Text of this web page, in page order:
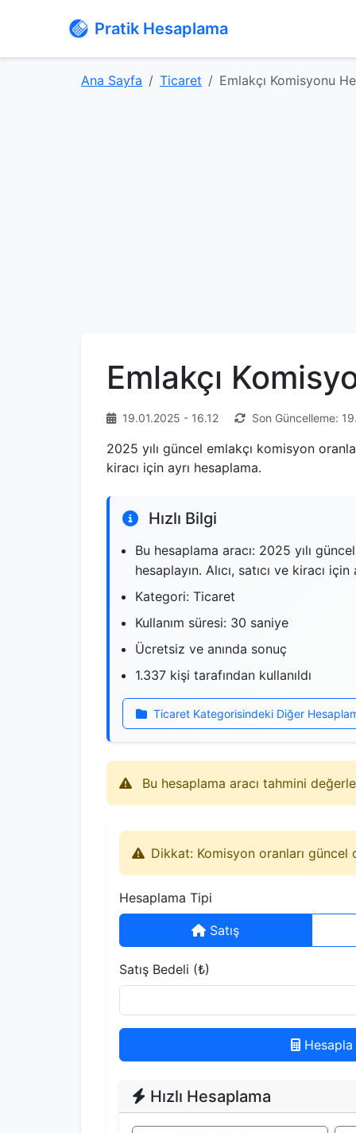
Pratik Hesaplama
Ana Sayfa Ticaret Emlakçı Komisyonu
Emlakçı
19.01.2025 - 16.12 Son Güncelleme:
2025 yılı güncel emlakçı komisyon
kiracı için ayrı hesaplama.
Hızlı Bilgi
Bu hesaplama aracı: 2025 yılı
hesaplayın. Alıcı, satıcı ve kiracı
Kategori: Ticaret
Kullanım süresi: 30 saniye
Ücretsiz ve anında sonuç
1.337 kişi tarafından kullanıldı
Ticaret Kategorisindeki Diğer
Bu hesaplama aracı tahmini
Dikkat: Komisyon oranları güncel
Hesaplama Tipi
Satış
Satış Bedeli (₺)
Hesapla
Hızlı Hesaplama